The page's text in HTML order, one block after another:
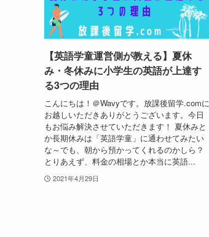
【英語学童運営側が教える】夏休
み・冬休みに小学生の英語が上達す
る3つの理由
こんにちは！＠Wavyです。放課後留学.comに
お越しいただきありがとうございます。今日
もお悩み解決させていただきます！ 夏休みと
か長期休みは「英語学童」に通わせてみたい
な～でも、朝から預かってくれるのかしら？
とりあえず、料金の相場とか本当に英語...
2021年4月29日